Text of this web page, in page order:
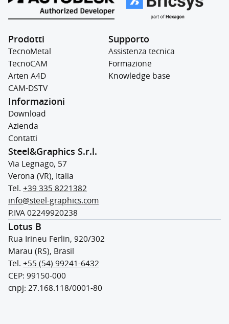
Prodotti
TecnoMetal
TecnoCAM
Arten A4D
CAM-DSTV
Supporto
Assistenza tecnica
Formazione
Knowledge base
Informazioni
Download
Azienda
Contatti
Steel&Graphics S.r.l.
Via Legnago, 57
Verona (VR), Italia
Tel. +39 335 8221382
info@steel-graphics.com
P.IVA 02249920238
Lotus B
Rua Irineu Ferlin, 920/302
Marau (RS), Brasil
Tel. +55 (54) 99241-6432
CEP: 99150-000
cnpj: 27.168.118/0001-80